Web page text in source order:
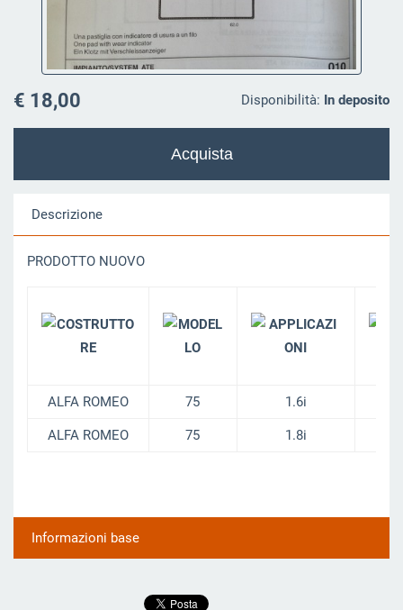
Disponibilità: In deposito
€ 18,00
Descrizione
PRODOTTO NUOVO
ALFA ROMEO 75 1.6i
ALFA ROMEO 75 1.8i
Informazioni base